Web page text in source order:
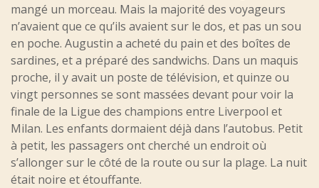
mangé un morceau. Mais la majorité des voyageurs
n’avaient que ce qu’ils avaient sur le dos, et pas un sou
en poche. Augustin a acheté du pain et des boîtes de
sardines, et a préparé des sandwichs. Dans un maquis
proche, il y avait un poste de télévision, et quinze ou
vingt personnes se sont massées devant pour voir la
finale de la Ligue des champions entre Liverpool et
Milan. Les enfants dormaient déjà dans l’autobus. Petit
à petit, les passagers ont cherché un endroit où
s’allonger sur le côté de la route ou sur la plage. La nuit
était noire et étouffante.